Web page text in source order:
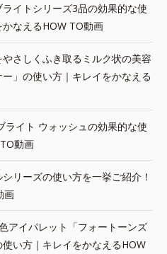
ライトシリーズ3品の効果的な使
なえるHOW TO動画
やさしくふき取るミルク状の美容
」の使い方｜キレイをかなえる
ライト ウォッシュの効果的な使
動画
リーズの使い方を一挙ご紹介！
画
アイパレット「フォートーンズ
い方｜キレイをかなえるHOW